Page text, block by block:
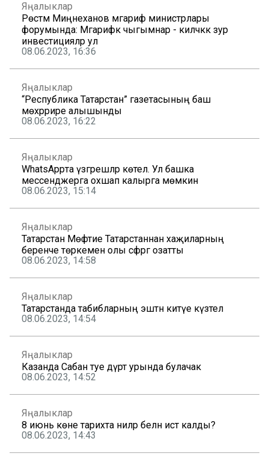
Яңалыклар
Рөстәм Миңнеханов мәгариф министрлары
форумында: Мәгарифкә чыгымнар - киләчәккә зур
инвестицияләр ул
08.06.2023, 16:36
Яңалыклар
“Республика Татарстан” газетасының баш
мөхәррире алышынды
08.06.2023, 16:22
Яңалыклар
WhatsAppта үзгәрешләр көтелә. Ул башка
мессенджерга охшап калырга мөмкин
08.06.2023, 15:14
Яңалыклар
Татарстан Мөфтие Татарстаннан хаҗиларның
беренче төркемен олы сәфәргә озатты
08.06.2023, 14:58
Яңалыклар
Татарстанда табибларның эштән китүе күзәтелә
08.06.2023, 14:54
Яңалыклар
Казанда Сабан туе дүрт урында булачак
08.06.2023, 14:52
Яңалыклар
8 июнь көне тарихта ниләр белән истә калды?
08.06.2023, 14:43